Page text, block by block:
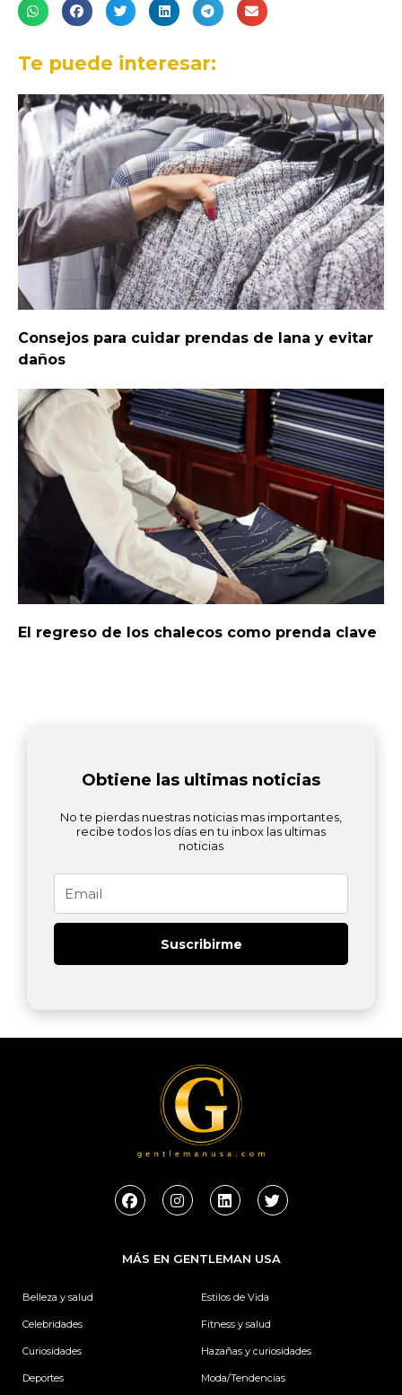
Te puede interesar:
Consejos para cuidar prendas de lana y evitar
daños
El regreso de los chalecos como prenda clave
Obtiene las ultimas noticias
No te pierdas nuestras noticias mas importantes,
recibe todos los días en tu inbox las ultimas
noticias
Suscribirme
F
a
b
o
I
n
a
g
L
i
e
d
n
T
w
t
e
MÁS EN GENTLEMAN USA
Belleza y salud
Celebridades
Curiosidades
Deportes
Estilos de Vida
Fitness y salud
Hazañas y curiosidades
Moda/Tendencias